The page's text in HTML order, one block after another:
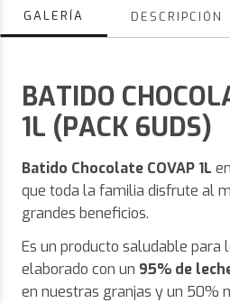
GALERÍA DESCRIPCIÓN
BATIDO
1L (PACK 6UDS)
Batido Chocolate COVAP 1L
que toda la familia disfrute al
grandes beneficios.
Es un producto saludable para
elaborado con un 95% de
en nuestras granjas y un 50%